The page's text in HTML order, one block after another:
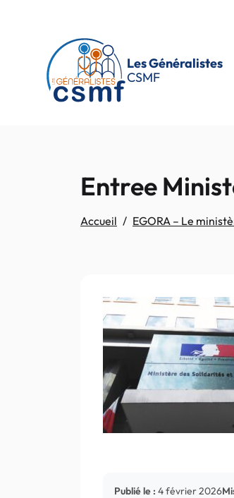
Les Généralistes
CSMF
Entree
Accueil EGORA – Le
Publié le : 4 février 2026